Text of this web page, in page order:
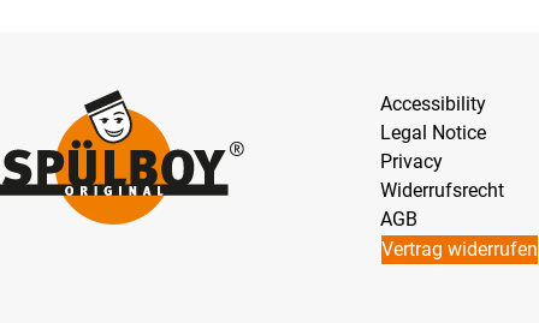
Accessibility
Legal Notice
Privacy
Widerrufsrecht
AGB
Vertrag widerrufen